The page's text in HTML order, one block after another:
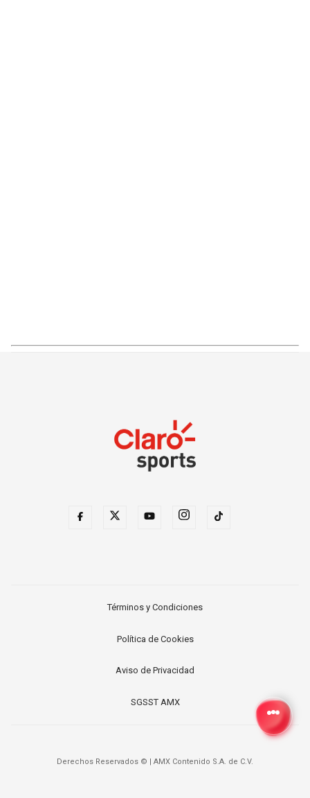
Términos y Condiciones
Política de Cookies
Aviso de Privacidad
SGSST AMX
Derechos Reservados © AMX Contenido S.A. de C.V.